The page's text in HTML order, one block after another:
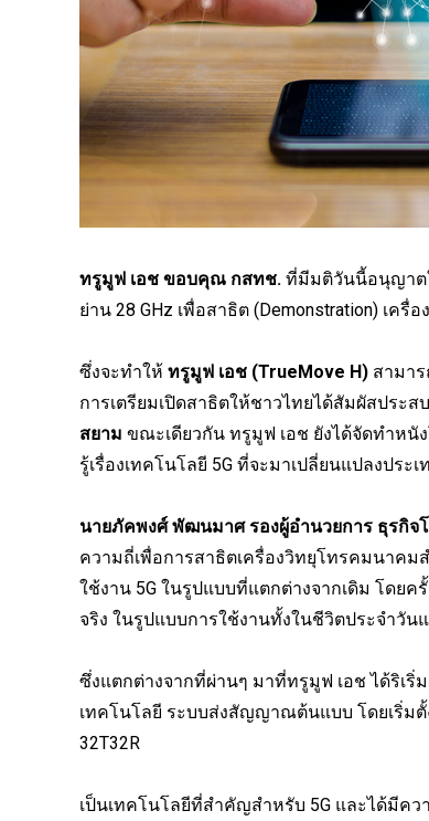
ทรูมูฟ เอช ขอบคุณ กสทช. ที่มีมติวันนี้อนุญาต
ย่าน 28 GHz เพื่อสาธิต (Demonstration) เค
ซึ่งจะทำให้ ทรูมูฟ เอช (TrueMove H) สามา
การเตรียมเปิดสาธิตให้ชาวไทยได้สัมผัสประ
สยาม ขณะเดียวกัน ทรูมูฟ เอช ยังได้จัดทำหนั
รู้เรื่องเทคโนโลยี 5G ที่จะมาเปลี่ยนแปลงประ
นายภัคพงศ์ พัฒนมาศ รองผู้อำนวยการ ธุรกิจ
ความถี่เพื่อการสาธิตเครื่องวิทยุโทรคมนาคม
ใช้งาน 5G ในรูปแบบที่แตกต่างจากเดิม โดย
จริง ในรูปแบบการใช้งานทั้งในชีวิตประจำวั
ซึ่งแตกต่างจากที่ผ่านๆ มาที่ทรูมูฟ เอช ได้ริเริ่
เทคโนโลยี ระบบส่งสัญญาณต้นแบบ โดยเริ่มตั้
32T32R
เป็นเทคโนโลยีที่สำคัญสำหรับ 5G และได้มี